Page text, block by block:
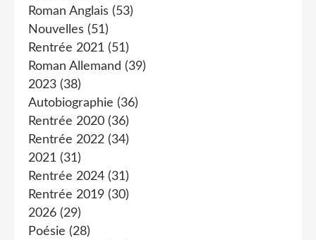
Roman Anglais (53)
Nouvelles (51)
Rentrée 2021 (51)
Roman Allemand (39)
2023 (38)
Autobiographie (36)
Rentrée 2020 (36)
Rentrée 2022 (34)
2021 (31)
Rentrée 2024 (31)
Rentrée 2019 (30)
2026 (29)
Poésie (28)